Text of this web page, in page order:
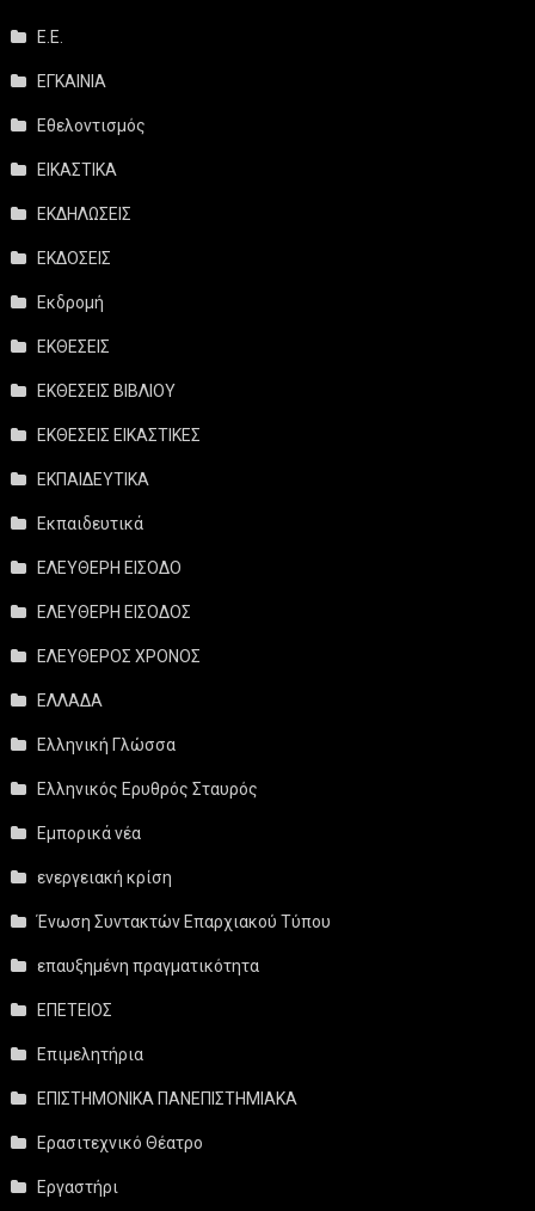
Ε.Ε.
ΕΓΚΑΙΝΙΑ
Εθελοντισμός
ΕΙΚΑΣΤΙΚΑ
ΕΚΔΗΛΩΣΕΙΣ
ΕΚΔΟΣΕΙΣ
Εκδρομή
ΕΚΘΕΣΕΙΣ
ΕΚΘΕΣΕΙΣ ΒΙΒΛΙΟΥ
ΕΚΘΕΣΕΙΣ ΕΙΚΑΣΤΙΚΕΣ
ΕΚΠΑΙΔΕΥΤΙΚΑ
Εκπαιδευτικά
ΕΛΕΥΘΕΡΗ ΕΙΣΟΔΟ
ΕΛΕΥΘΕΡΗ ΕΙΣΟΔΟΣ
ΕΛΕΥΘΕΡΟΣ ΧΡΟΝΟΣ
ΕΛΛΑΔΑ
Ελληνική Γλώσσα
Ελληνικός Ερυθρός Σταυρός
Εμπορικά νέα
ενεργειακή κρίση
Ένωση Συντακτών Επαρχιακού Τύπου
επαυξημένη πραγματικότητα
ΕΠΕΤΕΙΟΣ
Επιμελητήρια
ΕΠΙΣΤΗΜΟΝΙΚΑ ΠΑΝΕΠΙΣΤΗΜΙΑΚΑ
Ερασιτεχνικό Θέατρο
Εργαστήρι